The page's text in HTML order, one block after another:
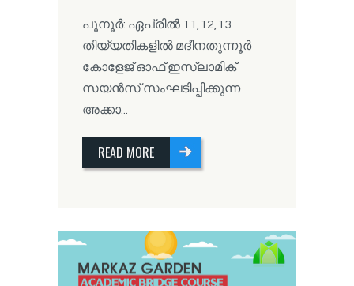
പൂനൂർ: ഏപ്രിൽ 11,12,13
തിയ്യതികളിൽ മദീനതുന്നൂർ
കോളേജ് ഓഫ് ഇസ്ലാമിക്
സയൻസ് സംഘടിപ്പിക്കുന്ന
അക്കാ...
READ MORE